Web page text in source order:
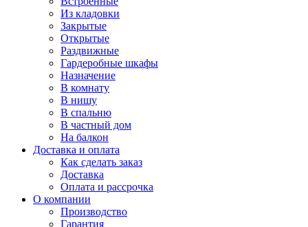
Из кладовки
Закрытые
Открытые
Раздвижные
Гардеробные шкафы
Назначение
В комнату
В нишу
В спальню
В частный дом
На балкон
Доставка и оплата
Как сделать заказ
Доставка
Оплата и рассрочка
О компании
Производство
Гарантия